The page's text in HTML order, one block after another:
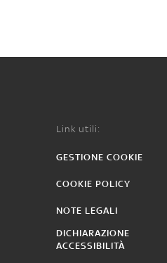
Link utili:
GESTIONE COOKIE
COOKIE POLICY
NOTE LEGALI
DICHIARAZIONE
ACCESSIBILITÀ